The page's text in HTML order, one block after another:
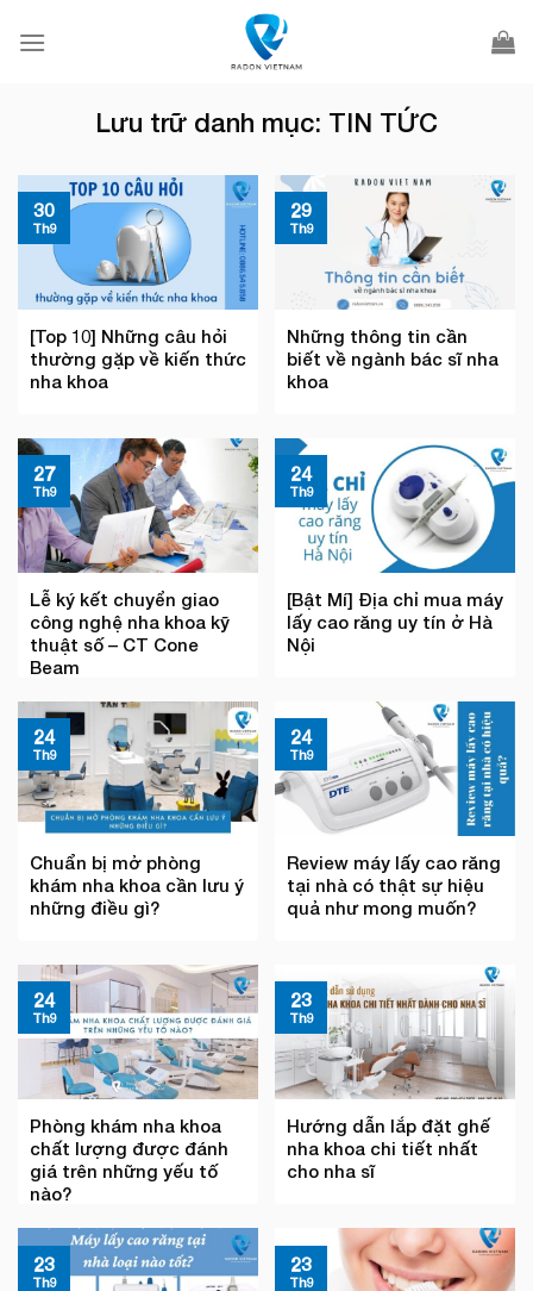
qua
Lưu trữ danh mục: TIN TỨC
[Top 10] Những câu hỏi
thường gặp về kiến thức
nha khoa
30
Th9
Những thông tin cần
biết về ngành bác sĩ nha
khoa
29
Th9
Lễ ký kết chuyển giao
công nghệ nha khoa kỹ
thuật số – CT Cone
Beam
27
Th9
[Bật Mí] Địa chỉ mua máy
lấy cao răng uy tín ở Hà
Nội
24
Th9
Chuẩn bị mở phòng
khám nha khoa cần lưu ý
những điều gì?
24
Th9
Review máy lấy cao răng
tại nhà có thật sự hiệu
quả như mong muốn?
24
Th9
Phòng khám nha khoa
chất lượng được đánh
giá trên những yếu tố
nào?
24
Th9
Hướng dẫn lắp đặt ghế
nha khoa chi tiết nhất
cho nha sĩ
23
Th9
23
Th9
23
Th9